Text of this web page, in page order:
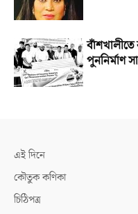
বাঁশখালীতে
পুননির্মাণ
এই দিনে
কৌতুক কণিকা
চিঠিপত্র